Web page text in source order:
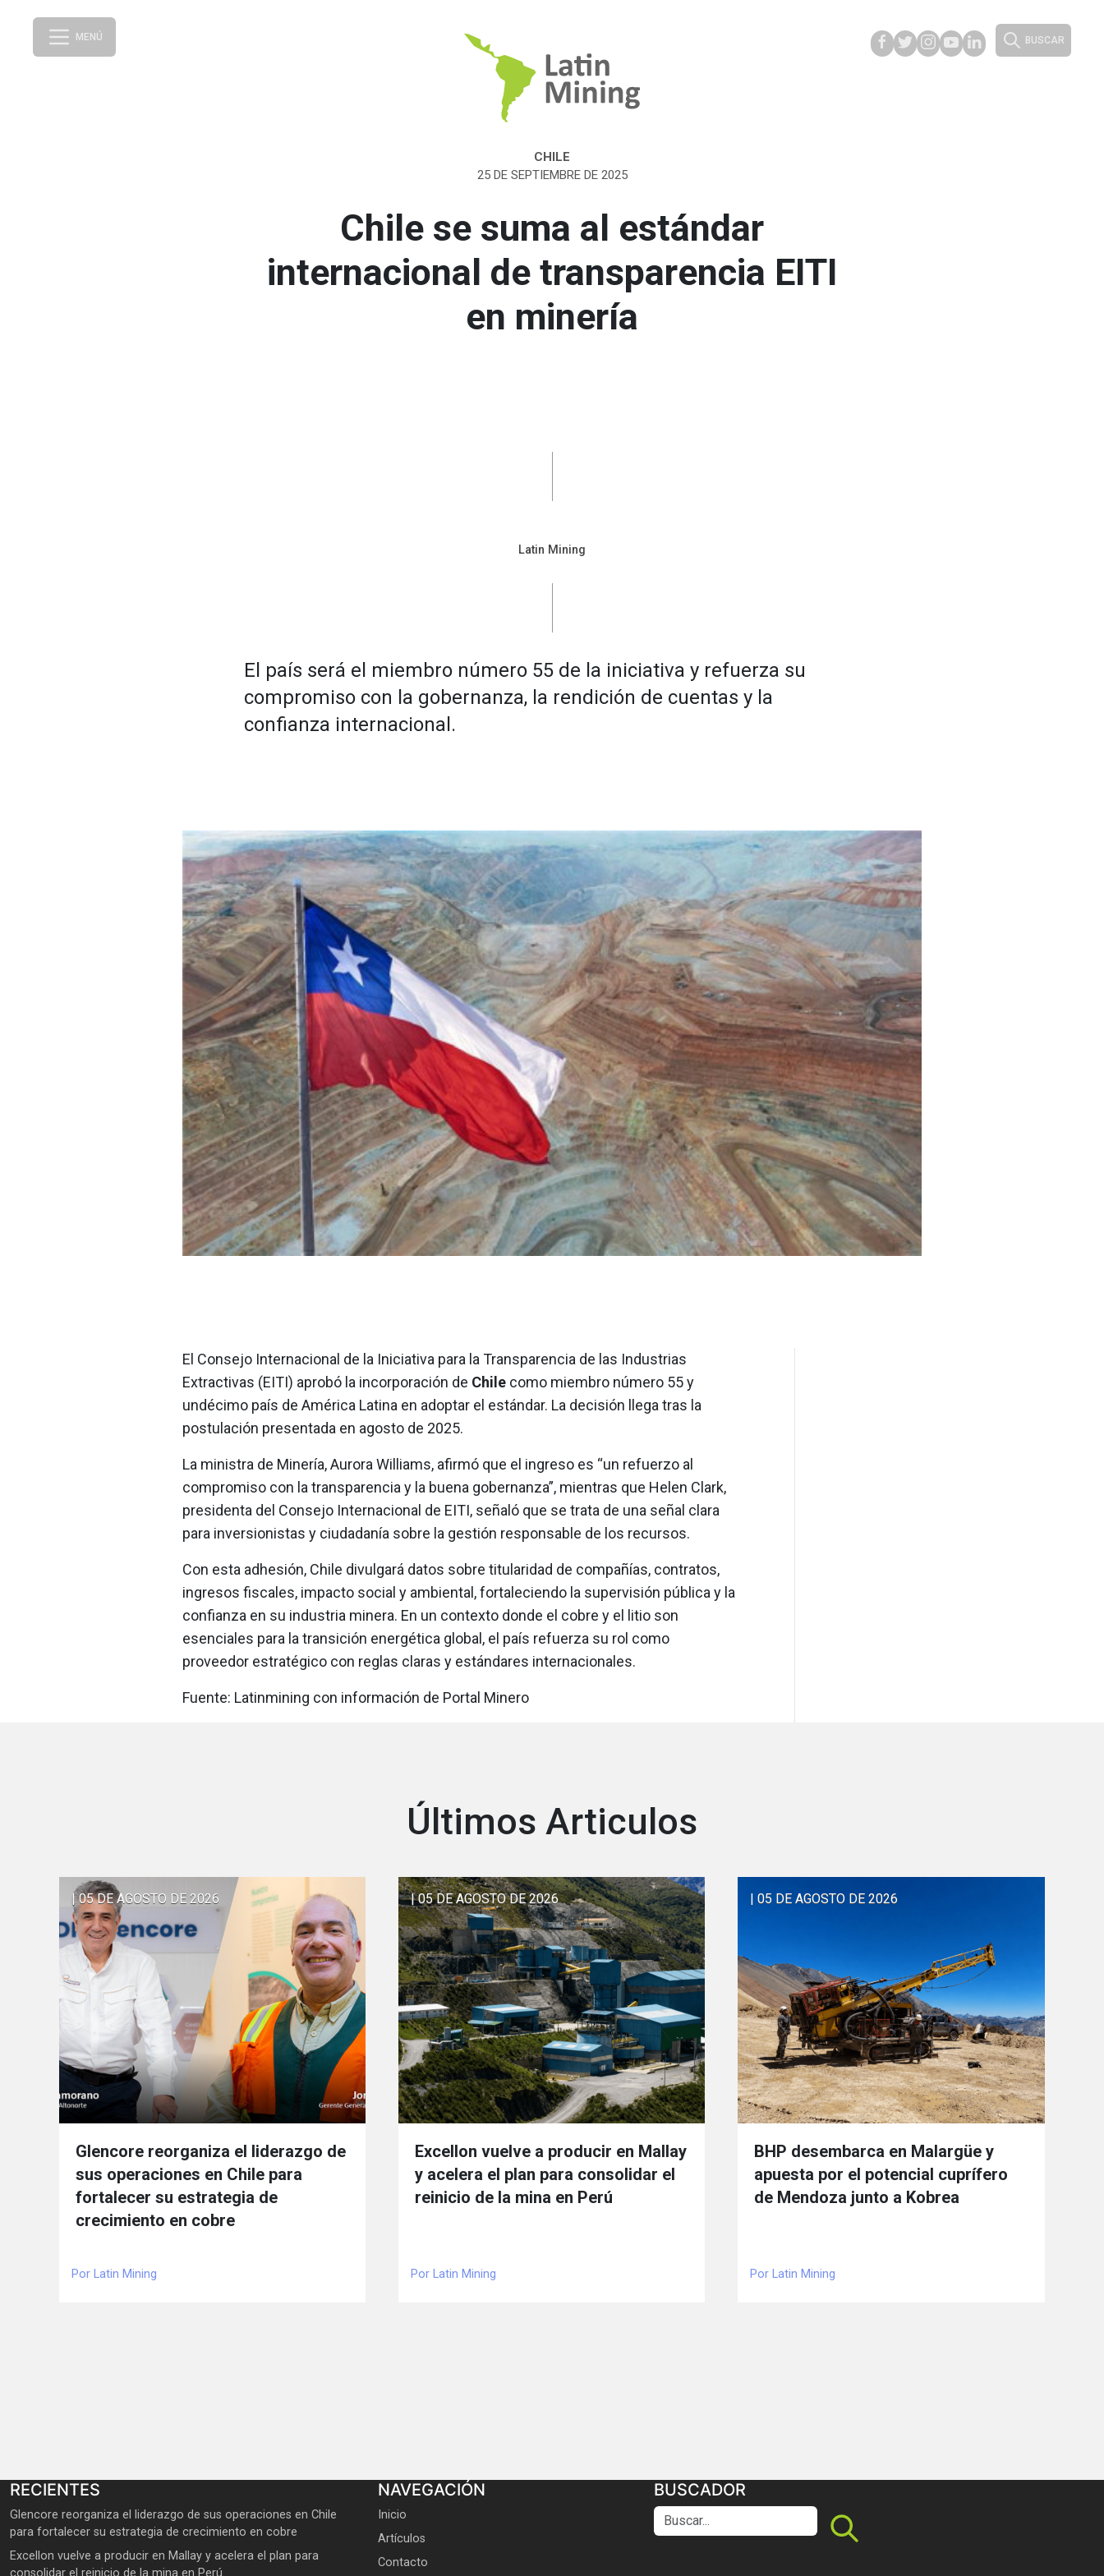
MENÚ BUSCAR
CHILE
25 DE SEPTIEMBRE DE 2025
Chile se suma al estándar
internacional de transparencia EITI
en minería
Latin Mining
El país será el miembro número 55 de la iniciativa y refuerza su
compromiso con la gobernanza, la rendición de cuentas y la
confianza internacional.
El Consejo Internacional de la Iniciativa para la Transparencia de las Industrias
Extractivas (EITI) aprobó la incorporación de Chile como miembro número 55 y
undécimo país de América Latina en adoptar el estándar. La decisión llega tras la
postulación presentada en agosto de 2025.
La ministra de Minería, Aurora Williams, afirmó que el ingreso es “un refuerzo al
compromiso con la transparencia y la buena gobernanza”, mientras que Helen Clark,
presidenta del Consejo Internacional de EITI, señaló que se trata de una señal clara
para inversionistas y ciudadanía sobre la gestión responsable de los recursos.
Con esta adhesión, Chile divulgará datos sobre titularidad de compañías, contratos,
ingresos fiscales, impacto social y ambiental, fortaleciendo la supervisión pública y la
confianza en su industria minera. En un contexto donde el cobre y el litio son
esenciales para la transición energética global, el país refuerza su rol como
proveedor estratégico con reglas claras y estándares internacionales.
Fuente: Latinmining con información de Portal Minero
Últimos Articulos
| 05 DE AGOSTO DE 2026
Glencore reorganiza el liderazgo de
sus operaciones en Chile para
fortalecer su estrategia de
crecimiento en cobre
Por Latin Mining
| 05 DE AGOSTO DE 2026
Excellon vuelve a producir en Mallay
y acelera el plan para consolidar el
reinicio de la mina en Perú
Por Latin Mining
| 05 DE AGOSTO DE 2026
BHP desembarca en Malargüe y
apuesta por el potencial cuprífero
de Mendoza junto a Kobrea
Por Latin Mining
BUSCADOR
Buscar...
NAVEGACIÓN
Inicio
Artículos
Contacto
RECIENTES
Glencore reorganiza el liderazgo de sus operaciones en Chile
para fortalecer su estrategia de crecimiento en cobre
Excellon vuelve a producir en Mallay y acelera el plan para